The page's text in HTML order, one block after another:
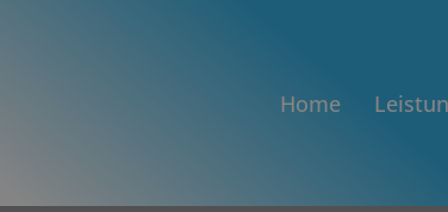
Home